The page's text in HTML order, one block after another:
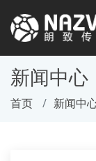
新闻中心
首页 新闻中